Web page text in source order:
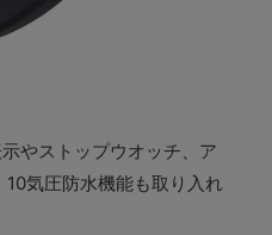
やストップウオッチ、ア
気圧防水機能も取り入れ